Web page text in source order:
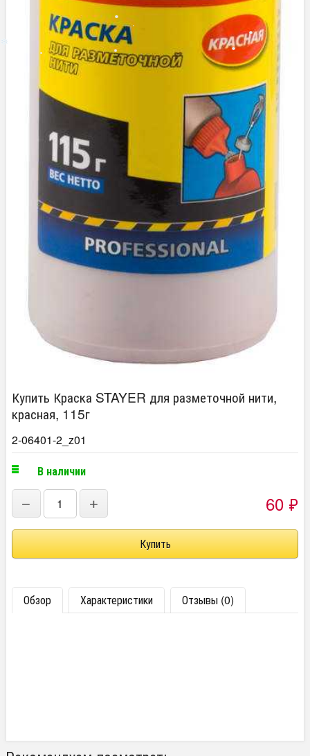
Купить Краска STAYER для разметочной нити,
красная, 115г
2-06401-2_z01
В наличии
− + 60 ₽
Обзор Характеристики Отзывы (0)